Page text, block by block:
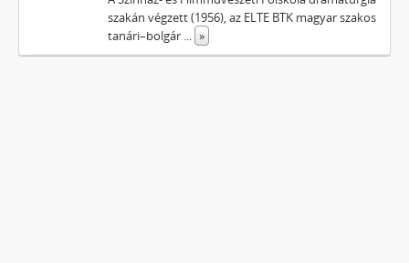
szakán végzett (1956), az ELTE BTK magyar szakos
tanári–bolgár ... »